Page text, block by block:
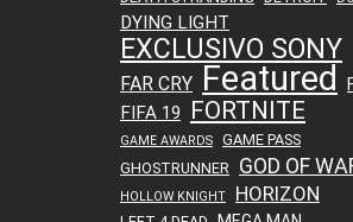
DYING LIGHT
EXCLUSIVO SONY
FAR CRY Featured
FIFA 19 FORTNITE
GAME AWARDS
GAME PASS
GHOSTRUNNER GOD OF
HOLLOW KNIGHT HORIZON